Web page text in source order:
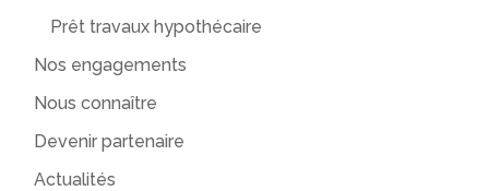
Prêt travaux hypothécaire
Nos engagements
Nous connaître
Devenir partenaire
Actualités